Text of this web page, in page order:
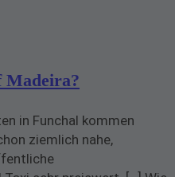
Madeira?
in Funchal kommen
ziemlich nahe,